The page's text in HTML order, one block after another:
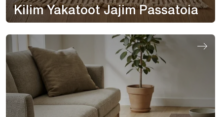
Kilim Yakatoot Jajim Passatoia